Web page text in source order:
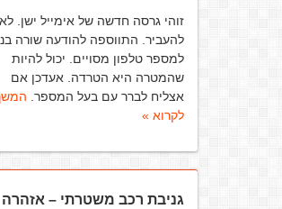
זוהי גרסה חדשה של אימייל ישן. לא
להעביר. התווספה להודעה שורה
למספר טלפון מסויים. יכול להיות
שהמטרה היא הטרדה. אעדכן אם
אצליח לברר עם בעל המספר.
לקרוא »
גניבת רכב משטרתי – אזהרה